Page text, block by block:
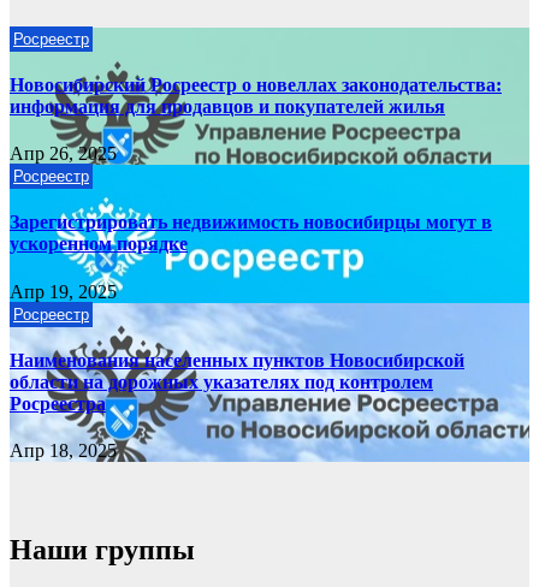
Росреестр
Новосибирский Росреестр о новеллах законодательства:
информация для продавцов и покупателей жилья
Апр 26, 2025
Росреестр
Зарегистрировать недвижимость новосибирцы могут в
ускоренном порядке
Апр 19, 2025
Росреестр
Наименования населенных пунктов Новосибирской
области на дорожных указателях под контролем
Росреестра
Апр 18, 2025
Наши группы